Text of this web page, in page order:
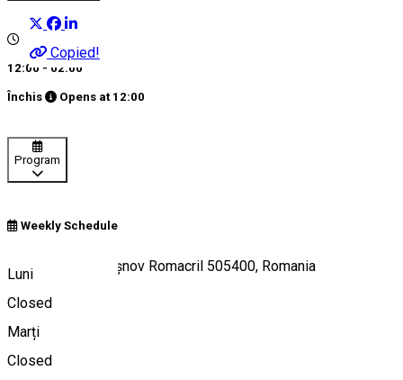
Copied!
12:00 - 02:00
Închis Opens at 12:00
Program
Weekly Schedule
Luni
Closed
Marți
Closed
Strada Cetății, Râșnov Romacril 505400, Romania
Hartă